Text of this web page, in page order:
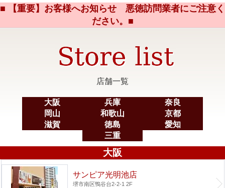
■ 【重要】お客様へお知らせ 悪徳訪問業者にご注意く
ださい。■
店舗一覧
大阪 兵庫
奈良
岡山
和歌山
京都
滋賀
徳島
愛知
三重
大阪
サンピア光明池店
堺市南区鴨谷台2-2-1 2F